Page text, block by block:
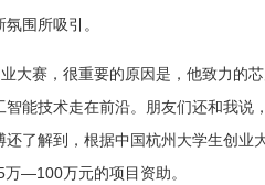
围所吸引。
大赛，很重要的原因是，他致力的
能技术走在前沿。朋友们还和我说
了解到，根据中国杭州大学生创业
—100万元的项目资助。